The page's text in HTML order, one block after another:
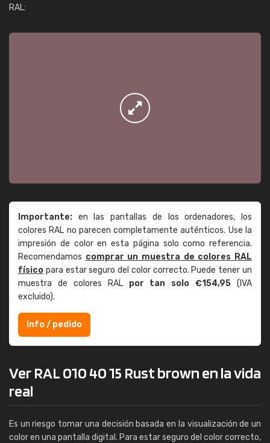
RAL:
Importante: en las pantallas de los ordenadores, los
colores RAL no parecen completamente auténticos. Use la
impresión de color en esta página solo como referencia.
Recomendamos comprar un muestra de colores RAL
físico para estar seguro del color correcto. Puede tener un
muestra de colores RAL por tan solo €154,95 (IVA
excluido).
Info / pedido
Ver RAL 010 40 15 Rust brown en la vida
real
Es un riesgo tomar una decisión basada en la visualización de un
color en una pantalla digital. Para estar seguro del color correcto,